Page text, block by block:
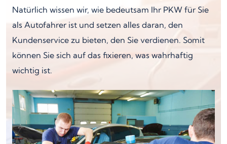
Natürlich wissen wir, wie bedeutsam Ihr PKW für Sie
als Autofahrer ist und setzen alles daran, den
Kundenservice zu bieten, den Sie verdienen. Somit
können Sie sich auf das fixieren, was wahrhaftig
wichtig ist.